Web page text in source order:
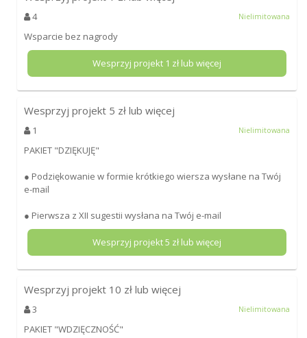
4 Nielimitowana
Wsparcie bez nagrody
Wesprzyj projekt 1 zł lub więcej
Wesprzyj projekt 5 zł lub więcej
1 Nielimitowana
PAKIET "DZIĘKUJĘ"
● Podziękowanie w formie krótkiego wiersza wysłane na Twój
e-mail
● Pierwsza z XII sugestii wysłana na Twój e-mail
Wesprzyj projekt5 zł lub więcej
Wesprzyj projekt 10 zł lub więcej
3 Nielimitowana
PAKIET "WDZIĘCZNOŚĆ"